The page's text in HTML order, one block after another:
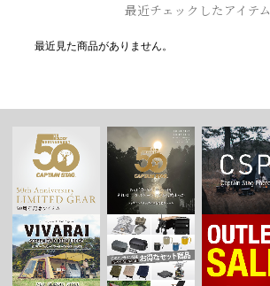
最近チェックしたアイテム
最近見た商品がありません。